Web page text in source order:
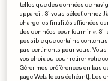
telles que des données de
appareil. Si vous sélectionnez
charge les finalités affichées
des données pour fournir ». Si
possible que certains
pas pertinents pour vous.
vos choix ou pour retirer votre
Gérer mes préférences en bas
page Web, le cas échéant].